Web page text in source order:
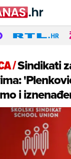
/Sindikati
i